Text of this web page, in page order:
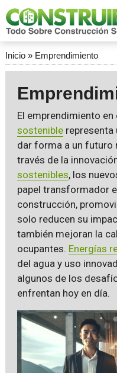
Inicio» Emprendimiento
El emprendimiento
sosteniblerepresenta
dar forma a un futuro
través de la
sostenibles, los
papel transformador
construcción,
solo reducen su
también mejoran la
ocupantes. Energías
del agua y uso
algunos de los
enfrentan hoy en día.